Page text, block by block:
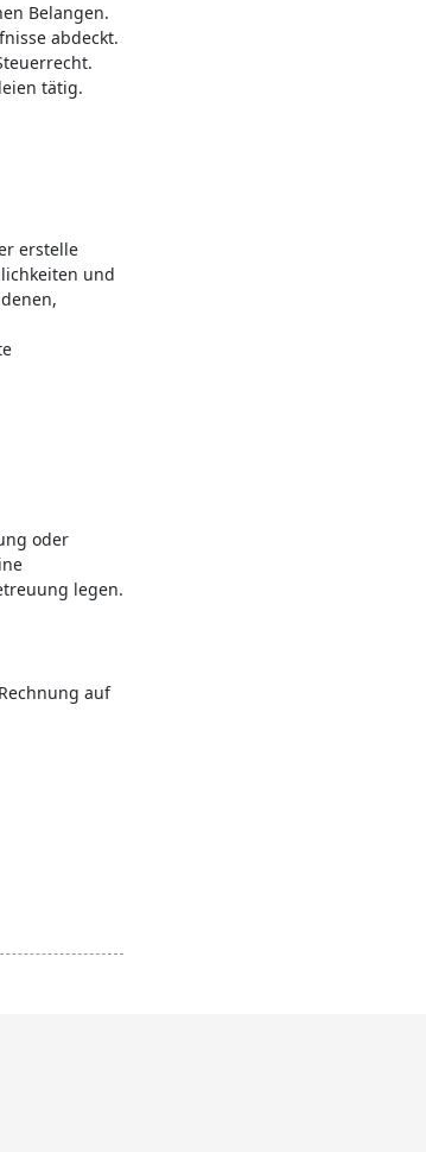
Belangen.
abdeckt.
tätig.
erstelle
und
oder
legen.
auf